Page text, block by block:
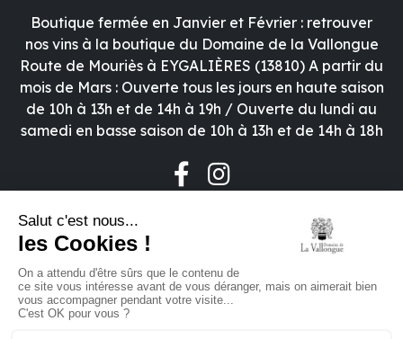
Boutique fermée en Janvier et Février : retrouver
nos vins à la boutique du Domaine de la Vallongue
Route de Mouriès à EYGALIÈRES (13810) A partir du
mois de Mars : Ouverte tous les jours en haute saison
de 10h à 13h et de 14h à 19h / Ouverte du lundi au
samedi en basse saison de 10h à 13h et de 14h à 18h
CONDITIONS GÉNÉRALES DE VENTES